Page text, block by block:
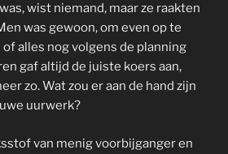
wist niemand, maar ze raakten
was gewoon, om even op te
alles nog volgens de planning
gaf altijd de juiste koers aan,
zo. Wat zou er aan de hand zijn
uurwerk?
van menig voorbijganger en